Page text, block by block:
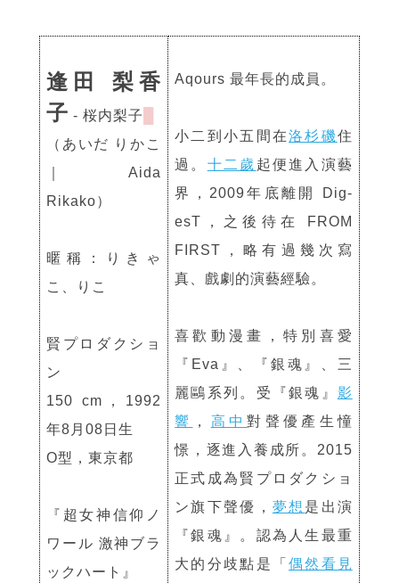
逢田 梨香
子 - 桜内梨子
（あいだ りかこ
｜Aida
Rikako）
暱稱：りきゃ
こ、りこ
賢プロダクショ
ン
150 cm，1992
年8月08日生
O型，東京都
『超女神信仰ノ
ワール 激神ブラ
ックハート』
Aqours 最年長的成員。
小二到小五間在洛杉磯住
過。 十二歲 起便進入演藝
界，2009年底離開 Dig-
esT，之後待在 FROM
FIRST，略有過幾次寫
真、戲劇的演藝經驗。
喜歡動漫畫，特別喜愛
『Eva』、『銀魂』、三
麗鷗系列。受『銀魂』 影
響
， 高中對聲優產生憧
憬，逐進入養成所。2015
正式成為賢プロダクショ
ン旗下聲優， 夢想 是出演
『銀魂』。認為人生最重
大的分歧點是「偶然看見